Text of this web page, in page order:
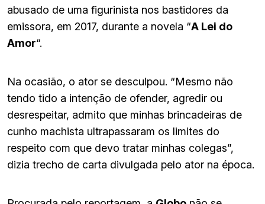
abusado de uma figurinista nos bastidores da
emissora, em 2017, durante a novela “A Lei do
Amor“.
Na ocasião, o ator se desculpou. “Mesmo não
tendo tido a intenção de ofender, agredir ou
desrespeitar, admito que minhas brincadeiras de
cunho machista ultrapassaram os limites do
respeito com que devo tratar minhas colegas”,
dizia trecho de carta divulgada pelo ator na época.